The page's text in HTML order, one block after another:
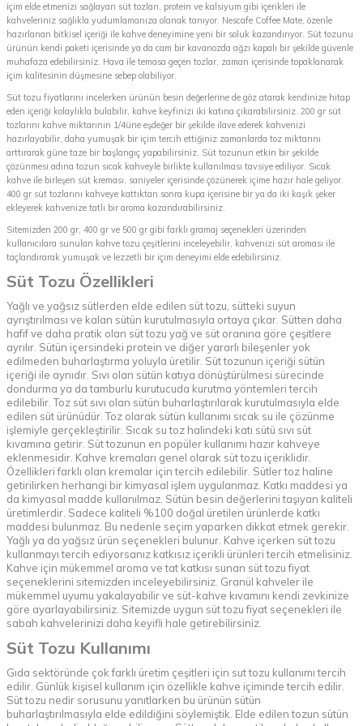
içim elde etmenizi sağlayan süt tozları, protein ve kalsiyum gibi içerikleri ile
kahveleriniz sağlıkla yudumlamanıza olanak tanıyor. Nescafe Coffee Mate, özenle
hazırlanan bitkisel içeriği ile kahve deneyimine yeni bir soluk kazandırıyor. Süt tozunu
ürünün kendi paketi içerisinde ya da cam bir kavanozda ağzı kapalı bir şekilde güvenle
muhafaza edebilirsiniz. Hava ile temasa geçen tozlar, zaman içerisinde topaklanarak
içim kalitesinin düşmesine sebep olabiliyor.
Süt tozu fiyatlarını incelerken ürünün besin değerlerine de göz atarak kendinize hitap
eden içeriği kolaylıkla bulabilir, kahve keyfinizi iki katına çıkarabilirsiniz. 200 gr süt
tozlarını kahve miktarının 1/4üne eşdeğer bir şekilde ilave ederek kahvenizi
hazırlayabilir, daha yumuşak bir içim tercih ettiğiniz zamanlarda toz miktarını
arttırarak güne taze bir başlangıç yapabilirsiniz. Süt tozunun etkin bir şekilde
çözünmesi adına tozun sıcak kahveyle birlikte kullanılması tavsiye ediliyor. Sıcak
kahve ile birleşen süt kreması, saniyeler içerisinde çözünerek içime hazır hale geliyor.
400 gr süt tozlarını kahveye kattıktan sonra kupa içerisine bir ya da iki kaşık şeker
ekleyerek kahvenize tatlı bir aroma kazandırabilirsiniz.
Sitemizden 200 gr, 400 gr ve 500 gr gibi farklı gramaj seçenekleri üzerinden
kullanıcılara sunulan kahve tozu çeşitlerini inceleyebilir, kahvenizi süt aroması ile
taçlandırarak yumuşak ve lezzetli bir içim deneyimi elde edebilirsiniz.
Süt Tozu Özellikleri
Yağlı ve yağsız sütlerden elde edilen süt tozu, sütteki suyun
ayrıştırılması ve kalan sütün kurutulmasıyla ortaya çıkar. Sütten daha
hafif ve daha pratik olan süt tozu yağ ve süt oranına göre çeşitlere
ayrılır. Sütün içersindeki protein ve diğer yararlı bileşenler yok
edilmeden buharlaştırma yoluyla üretilir. Süt tozunun içeriği sütün
içeriği ile aynıdır. Sıvı olan sütün katıya dönüştürülmesi sürecinde
dondurma ya da tamburlu kurutucuda kurutma yöntemleri tercih
edilebilir. Toz süt sıvı olan sütün buharlaştırılarak kurutulmasıyla elde
edilen süt ürünüdür. Toz olarak sütün kullanımı sıcak su ile çözünme
işlemiyle gerçekleştirilir. Sıcak su toz halindeki katı sütü sıvı süt
kıvamına getirir. Süt tozunun en popüler kullanımı hazır kahveye
eklenmesidir. Kahve kremaları genel olarak süt tozu içeriklidir.
Özellikleri farklı olan kremalar için tercih edilebilir. Sütler toz haline
getirilirken herhangi bir kimyasal işlem uygulanmaz. Katkı maddesi ya
da kimyasal madde kullanılmaz. Sütün besin değerlerini taşıyan kaliteli
üretimlerdir. Sadece kaliteli %100 doğal üretilen ürünlerde katkı
maddesi bulunmaz. Bu nedenle seçim yaparken dikkat etmek gerekir.
Yağlı ya da yağsız ürün seçenekleri bulunur. Kahve içerken süt tozu
kullanmayı tercih ediyorsanız katkısız içerikli ürünleri tercih etmelisiniz.
Kahve için mükemmel aroma ve tat katkısı sunan süt tozu fiyat
seçeneklerini sitemizden inceleyebilirsiniz. Granül kahveler ile
mükemmel uyumu yakalayabilir ve süt-kahve kıvamını kendi zevkinize
göre ayarlayabilirsiniz. Sitemizde uygun süt tozu fiyat seçenekleri ile
sabah kahvelerinizi daha keyifli hale getirebilirsiniz.
Süt Tozu Kullanımı
Gıda sektöründe çok farklı üretim çeşitleri için sut tozu kullanımı tercih
edilir. Günlük kişisel kullanım için özellikle kahve içiminde tercih edilir.
Süt tozu nedir sorusunu yanıtlarken bu ürünün sütün
buharlaştırılmasıyla elde edildiğini söylemiştik. Elde edilen tozun sütün